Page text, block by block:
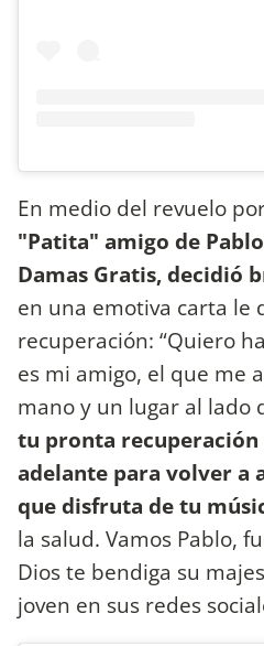
En medio del revuelo
"Patita" amigo de
Damas Gratis, decidió
en una emotiva carta le
recuperación: “Quiero
es mi amigo, el que me
mano y un lugar al lado
tu pronta recuperación
adelante para volver a
que disfruta de tu
la salud. Vamos Pablo,
Dios te bendiga su
joven en sus redes